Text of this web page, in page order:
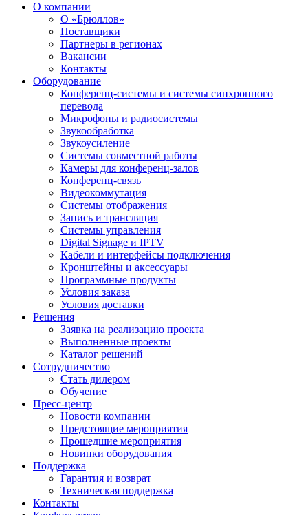
О компании
О «Брюллов»
Поставщики
Партнеры в регионах
Вакансии
Контакты
Оборудование
Конференц-системы и системы синхронного
перевода
Микрофоны и радиосистемы
Звукообработка
Звукоусиление
Системы совместной работы
Камеры для конференц-залов
Конференц-связь
Видеокоммутация
Системы отображения
Запись и трансляция
Системы управления
Digital Signage и IPTV
Кабели и интерфейсы подключения
Кронштейны и аксессуары
Программные продукты
Условия заказа
Условия доставки
Решения
Заявка на реализацию проекта
Выполненные проекты
Каталог решений
Сотрудничество
Стать дилером
Обучение
Пресс-центр
Новости компании
Предстоящие мероприятия
Прошедшие мероприятия
Новинки оборудования
Поддержка
Гарантия и возврат
Техническая поддержка
Контакты